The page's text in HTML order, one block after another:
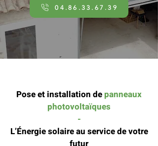
04.86.33.67.39
Pose et installation de panneaux
photovoltaïques
-
L’Énergie solaire au service de votre